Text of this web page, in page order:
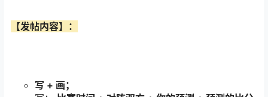
【发帖内容】：
写 + 画；